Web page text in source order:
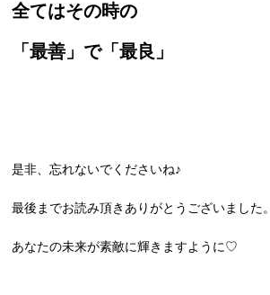
全てはその時の
「最善」で「最良」
是非、忘れないでくださいね♪
最後までお読み頂きありがとうございました。
あなたの未来が素敵に輝きますように♡